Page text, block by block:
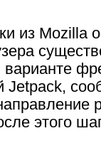
из Mozilla
варианте
Jetpack,
этого